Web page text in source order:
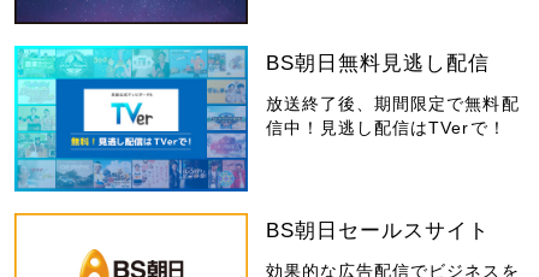
BS朝日無料見逃し配信
放送終了後、期間限定で無料配
信中！見逃し配信はTVerで！
BS朝日セールスサイト
効果的な広告配信でビジネスを